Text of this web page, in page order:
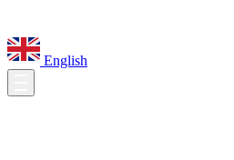
English